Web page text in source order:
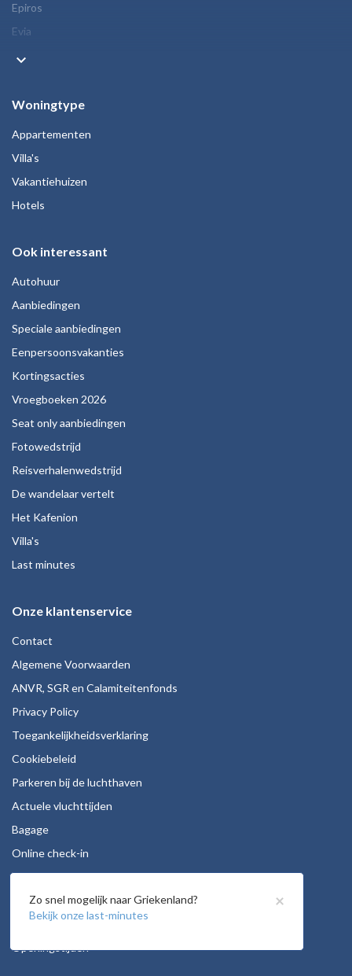
Epiros
Evia
keyboard_arrow_down
Woningtype
Appartementen
Villa's
Vakantiehuizen
Hotels
Ook interessant
Autohuur
Aanbiedingen
Speciale aanbiedingen
Eenpersoonsvakanties
Kortingsacties
Vroegboeken 2026
Seat only aanbiedingen
Fotowedstrijd
Reisverhalenwedstrijd
De wandelaar vertelt
Het Kafenion
Villa's
Last minutes
Onze klantenservice
Contact
Algemene Voorwaarden
ANVR, SGR en Calamiteitenfonds
Privacy Policy
Toegankelijkheidsverklaring
Cookiebeleid
Parkeren bij de luchthaven
Actuele vluchttijden
Bagage
Online check-in
Stoelreservering
Autohuur
Vacatures
Openingstijden
×
Zo snel mogelijk naar Griekenland?
Bekijk onze last-minutes